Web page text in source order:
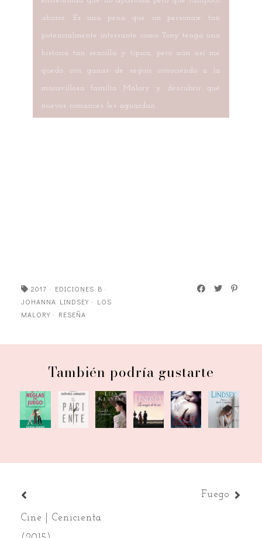
aburre. Es una pena que un personaje tan
potencialmente intersante como Tony tenga una
historia tan sencilla y típica, pero aún así me
quedo con ganas de seguir conociendo a la
maravillosa familia Malory y descubrir qué
nuevos romances les aguardan.
2017 · EDICIONES B ·
JOHANNA LINDSEY· LOS
MALORY· RESEÑA
También podría gustarte
Las
reglas
El
paciente
Escándalo
en
La
magia
Calle
Dublín
Tierna
fue la
Cine | Cenicienta
Fuego